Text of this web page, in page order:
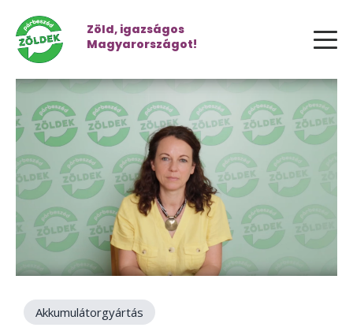
Zöld, igazságos
Magyarországot!
Akkumulátorgyártás